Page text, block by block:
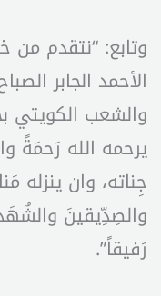
وتابع: “نتقدم
الأحمد الجابر
والشعب الكويتي
يرحمه الله رَحمَةً
جِناته، وان ينزله
والصِدِّيقينَ
رَفيقاً”.